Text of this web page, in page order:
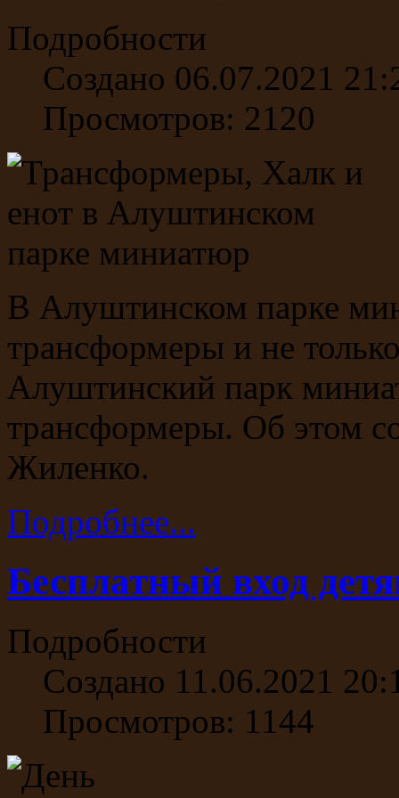
Подробности
Создано 06.07.2021
Просмотров: 2120
В Алуштинском парке
трансформеры и не
Алуштинский парк
трансформеры. Об этом
Жиленко.
Подробнее...
Бесплатный вход
Подробности
Создано 11.06.2021
Просмотров: 1144